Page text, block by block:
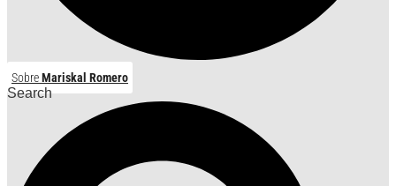
SobreMariskal Romero
Search